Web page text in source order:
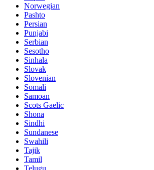
Norwegian
Pashto
Persian
Punjabi
Serbian
Sesotho
Sinhala
Slovak
Slovenian
Somali
Samoan
Scots Gaelic
Shona
Sindhi
Sundanese
Swahili
Tajik
Tamil
Telugu